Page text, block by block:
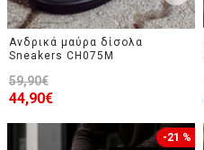
Ανδρικά μαύρα δίσολα
Sneakers CH075M
44,90€
59,90€
-21 %